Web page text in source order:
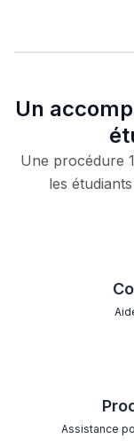
Un
Une procédure
les
Assistance